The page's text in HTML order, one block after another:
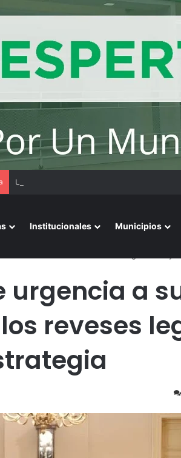
Institucionales Municipios
urgencia a
reveses